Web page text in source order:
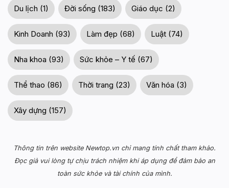
Du lịch (1) Đời sống (183) Giáo dục (2)
Kinh Doanh (93) Làm đẹp (68) Luật (74)
Nha khoa (93) Sức khỏe – Y tế (67)
Thể thao (86) Thời trang (23) Văn hóa (3)
Xây dựng (157)
Thông tin trên website Newtop.vn chỉ mang tính chất tham khảo.
Đọc giả vui lòng tự chịu trách nhiệm khi áp dụng để đảm bảo an
toàn sức khỏe và tài chính của mình.